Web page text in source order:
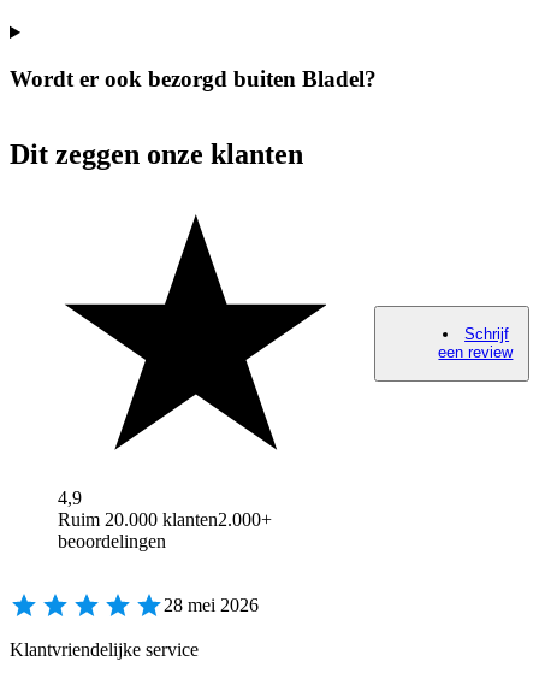
Wordt er ook bezorgd buiten Bladel?
Dit zeggen onze klanten
4,9
Ruim 20.000 klanten2.000+
beoordelingen
Schrijf
een review
28 mei 2026
Klantvriendelijke service